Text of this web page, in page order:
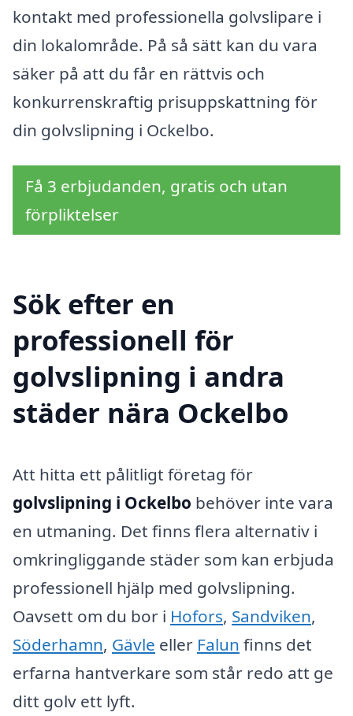
kontakt med professionella golvslipare i
din lokalområde. På så sätt kan du vara
säker på att du får en rättvis och
konkurrenskraftig prisuppskattning för
din golvslipning i Ockelbo.
Få 3 erbjudanden, gratis och utan
förpliktelser
Sök efter en
professionell för
golvslipning i andra
städer nära Ockelbo
Att hitta ett pålitligt företag för
golvslipning i Ockelbo behöver inte vara
en utmaning. Det finns flera alternativ i
omkringliggande städer som kan erbjuda
professionell hjälp med golvslipning.
Oavsett om du bor i Hofors, Sandviken,
Söderhamn, Gävle eller Falun finns det
erfarna hantverkare som står redo att ge
ditt golv ett lyft.